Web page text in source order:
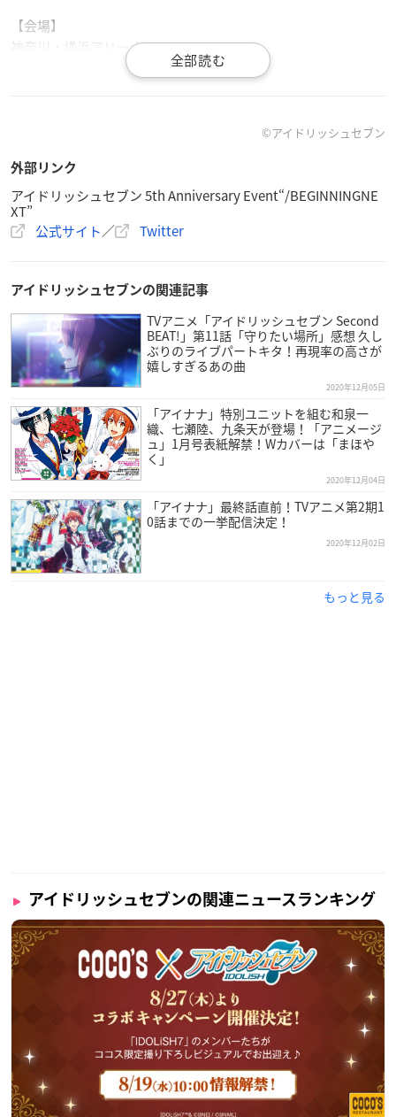
【会場】
神奈川・横浜アリーナ
小野賢章（七瀬陸役）、白井悠介（二階堂大和役）、阿部敦
役）、木村昴（狗丸トウマ役）、西山宏太朗（棗巳波役）、近
藤隆（御堂虎於役）
DAY2
壮五役）、保志総一朗（百役）、立花慎之介（千役）、広瀬裕
也（亥清悠役）、木村昴（狗丸トウマ役）、西山宏太朗（棗巳
波役）、近藤隆（御堂虎於役）
※敬称略
【料金】
全席指定：7,777円（税込）
※3歳以上有料（3歳未満入場不可）
※転売禁止
※転売チケット入場不可
【チケット最速先行】
受付期間：2020年11月26日（木）12:00～12月10日（木）23:59
※TVアニメ「アイドリッシュセブン
年イベント pic.twitter.com/g6OiWvO7DA
— 【公式】「アイドリッシュセブン」イベント総合 (@ID7_
event)
©アイドリッシュセブン
外部リンク
アイドリッシュセブン 5th Anniversary Event“/BEGINNINGNE
XT”
公式サイト／ Twitter
アイドリッシュセブンの関連記事
TVアニメ「アイドリッシュセブン Second
BEAT!」第11話「守りたい場所」感想 久し
ぶりのライブパートキタ！再現率の高さが
嬉しすぎるあの曲
2020年12月05日
「アイナナ」特別ユニットを組む和泉一
織、七瀬陸、九条天が登場！「アニメージ
ュ」1月号表紙解禁！Wカバーは「まほや
く」
2020年12月04日
「アイナナ」最終話直前！TVアニメ第2期1
0話までの一挙配信決定！
2020年12月02日
もっと見る
アイドリッシュセブンの関連ニュースランキング